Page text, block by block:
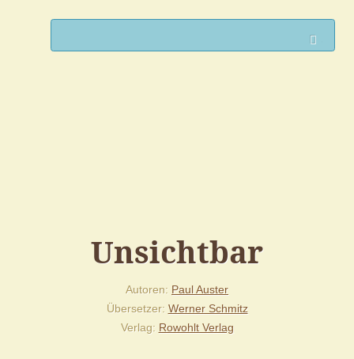
Unsichtbar
Autoren Paul Auster
Übersetzer Werner Schmitz
Verlag Rowohlt Verlag